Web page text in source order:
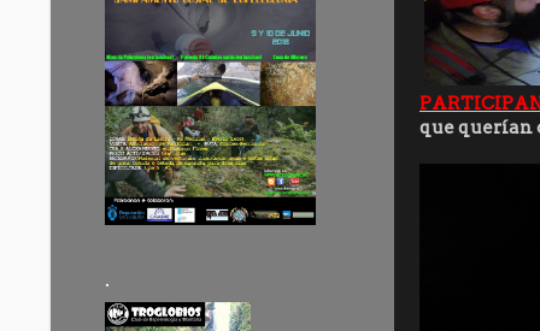
que querían
.